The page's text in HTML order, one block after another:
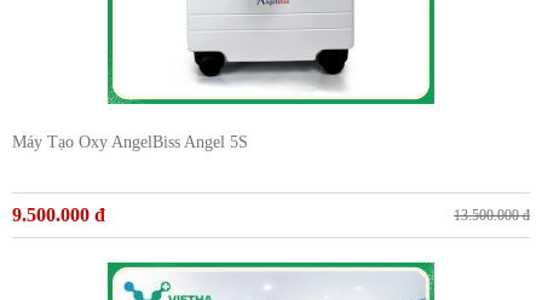
Máy Tạo Oxy AngelBiss Angel 5S
9.500.000 đ 13.500.000 đ